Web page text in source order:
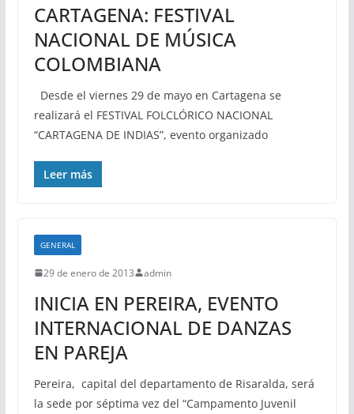
CARTAGENA: FESTIVAL
NACIONAL DE MÚSICA
COLOMBIANA
Desde el viernes 29 de mayo en Cartagena se
realizará el FESTIVAL FOLCLÓRICO NACIONAL
“CARTAGENA DE INDIAS”, evento organizado
Leer más
GENERAL
29 de enero de 2013 admin
INICIA EN PEREIRA, EVENTO
INTERNACIONAL DE DANZAS
EN PAREJA
Pereira, capital del departamento de Risaralda, será
la sede por séptima vez del “Campamento Juvenil